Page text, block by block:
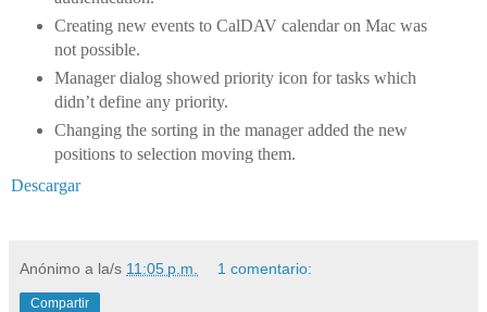
Creating new events to CalDAV calendar on Mac was
not possible.
Manager dialog showed priority icon for tasks which
didn’t define any priority.
Changing the sorting in the manager added the new
positions to selection moving them.
Descargar
Anónimo a la/s 11:05 p.m. 1 comentario:
Compartir